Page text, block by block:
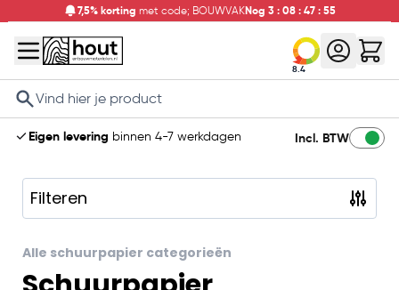
7,5% korting met code; BOUWVAKNog 3 : 08 : 47 : 55
8.4
Search
Eigen levering binnen 4-7 werkdagen Incl. BTW
Filteren
Skip to product list
Alle schuurpapier categorieën